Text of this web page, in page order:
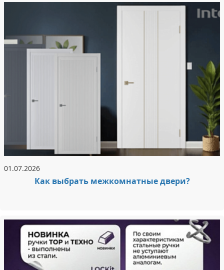
01.07.2026
Как выбрать межкомнатные двери?